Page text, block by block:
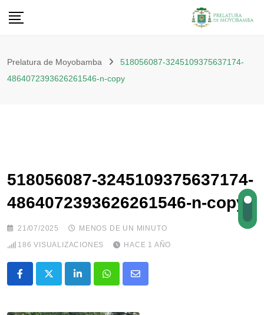
Prelatura de Moyobamba
518056087-3245109375637174-
4864072393626261546-n-copy
518056087-3245109375637174-
4864072393626261546-n-copy
21/07/2025
MENOS DE UN MINUTO
186 VISUALIZACIONES HACE 1 AÑO